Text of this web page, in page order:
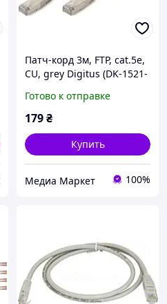
Патч-корд 3м, FTP, cat.5e,
CU, grey Digitus (DK-1521-
Готово к отправке
179₴
Купить
Медиа Маркет 100%